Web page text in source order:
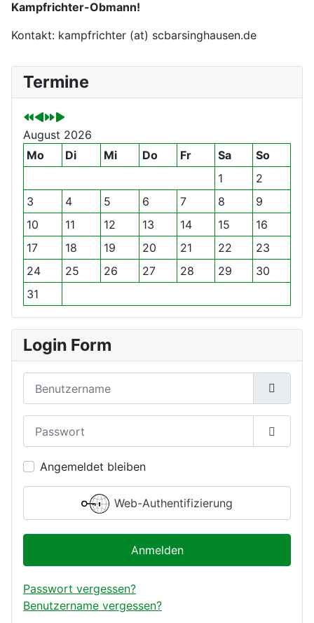
Kampfrichter-Obmann!
Kontakt: kampfrichter (at) scbarsinghausen.de
Termine
V
o
r
h
e
i
g
e
s
J
a
h
r
V
o
r
h
e
r
i
g
r
M
o
n
a
t
N
ä
c
h
s
e
s
h
N
ä
c
h
s
e
s
n
August 2026
Mo
Di Mi Do Fr Sa
So
1
2
3
4 5 6 7 8
9
10
11 12 13 14 15
16
17
18 19 20 21 22
23
24
25 26 27 28 29
30
31
Login Form
Angemeldet bleiben
Web-Authentifizierung
Anmelden
Passwort vergessen?
Benutzername vergessen?